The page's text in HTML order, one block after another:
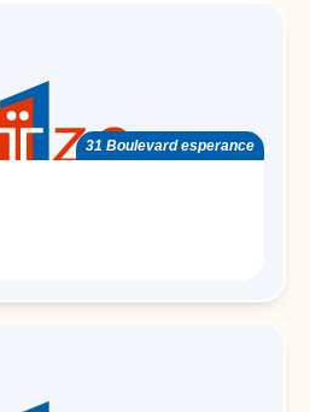
31 Boulevard esperance